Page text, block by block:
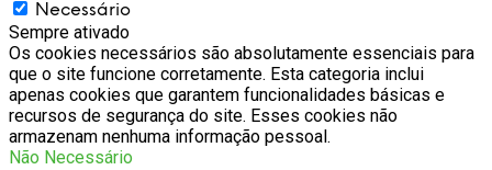
Necessário
Sempre ativado
Os cookies necessários são absolutamente essenciais para
que o site funcione corretamente. Esta categoria inclui
apenas cookies que garantem funcionalidades básicas e
recursos de segurança do site. Esses cookies não
armazenam nenhuma informação pessoal.
Não Necessário